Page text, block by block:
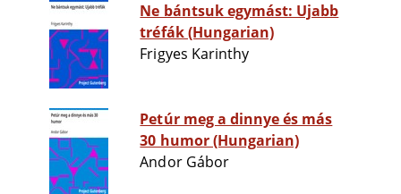
Ne bántsuk egymást: Ujabb
tréfák (Hungarian)
Frigyes Karinthy
Petúr meg a dinnye és más
30 humor (Hungarian)
Andor Gábor